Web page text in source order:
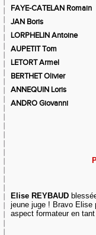
FAYE-CATELAN Romain
JAN Boris
LORPHELIN Antoine
AUPETIT Tom
LETORT Armel
BERTHET Olivier
ANNEQUIN Loris
ANDRO Giovanni
Elise REYBAUD
jeune juge ! Bravo Elise
aspect formateur en